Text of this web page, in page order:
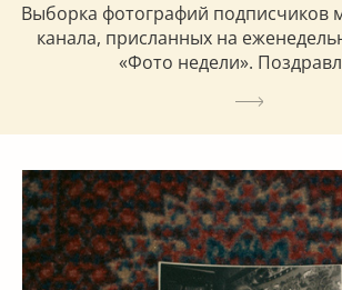
Выборка фотографий подписчиков
канала, присланных на
«Фото недели».